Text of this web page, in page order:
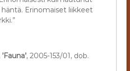
Erinomaiset liikkeet
, 2005-153/01, dob.